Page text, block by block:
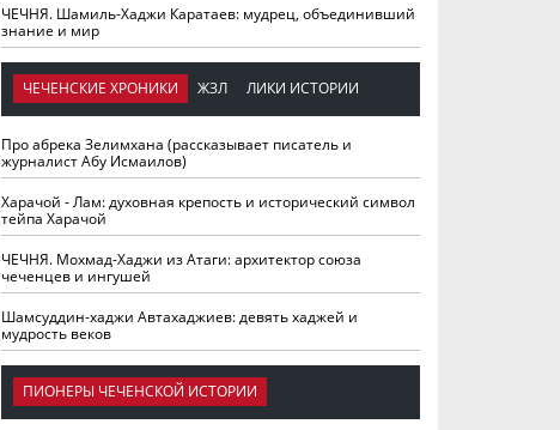
ЧЕЧНЯ. Шамиль-Хаджи Каратаев: мудрец, объединивший
знание и мир
ЧЕЧЕНСКИЕ ХРОНИКИ ЖЗЛ ЛИКИ ИСТОРИИ
Про абрека Зелимхана (рассказывает писатель и
журналист Абу Исмаилов)
Харачой - Лам: духовная крепость и исторический символ
тейпа Харачой
ЧЕЧНЯ. Мохмад-Хаджи из Атаги: архитектор союза
чеченцев и ингушей
Шамсуддин-хаджи Автахаджиев: девять хаджей и
мудрость веков
ПИОНЕРЫ ЧЕЧЕНСКОЙ ИСТОРИИ